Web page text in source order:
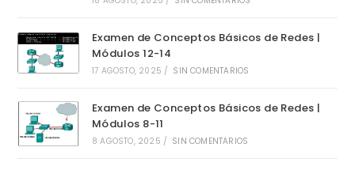
Examen de Conceptos Básicos de Redes |
Módulos 12-14
17 AGOSTO, 2025 / SIN COMENTARIOS
Examen de Conceptos Básicos de Redes |
Módulos 8-11
8 AGOSTO, 2025 / SIN COMENTARIOS